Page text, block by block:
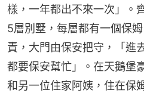
樣，一年都出不來一次」。
5層別墅，每層都有一個保
責，大門由保安把守，「進
都要保安幫忙」。在天鵝堡
和另一位住家阿姨，住在保